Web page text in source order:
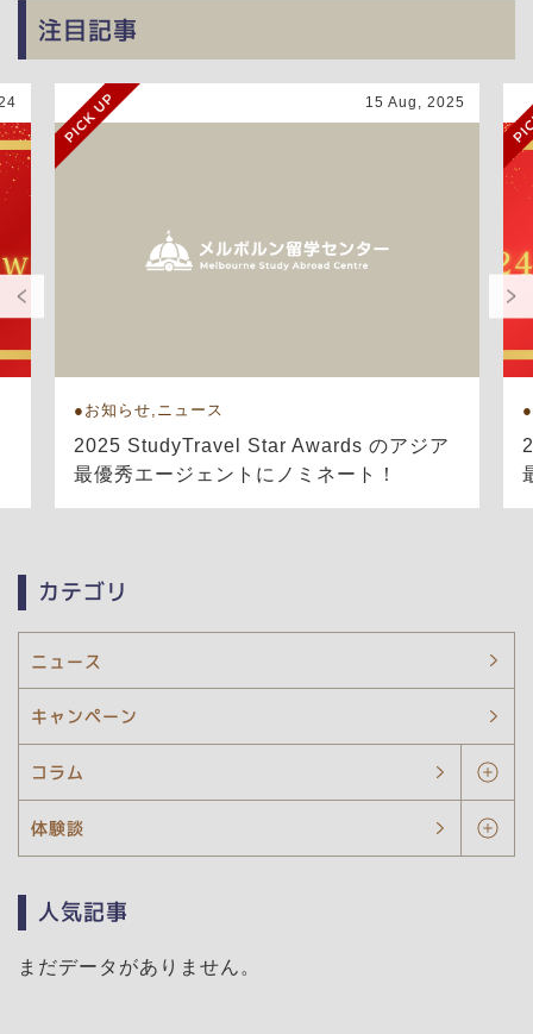
注目記事
15 Aug, 2025
お知らせ,ニュース
2025 StudyTravel Star Awards のアジア
最優秀エージェントにノミネート！
カテゴリ
ニュース
キャンペーン
コラム
体験談
人気記事
まだデータがありません。